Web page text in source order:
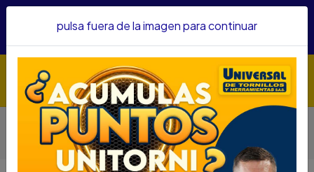
confianza&nbsp;Recibe un KIT PARRILLERO por compras
Inicio Herramientas
Herramienta Manual
Otras Herramientas Manuales
DISCO DIAMANTADO SEGMENTADO BOSCH ECO 4 1/2"
pulsa fuera de la imagen para continuar